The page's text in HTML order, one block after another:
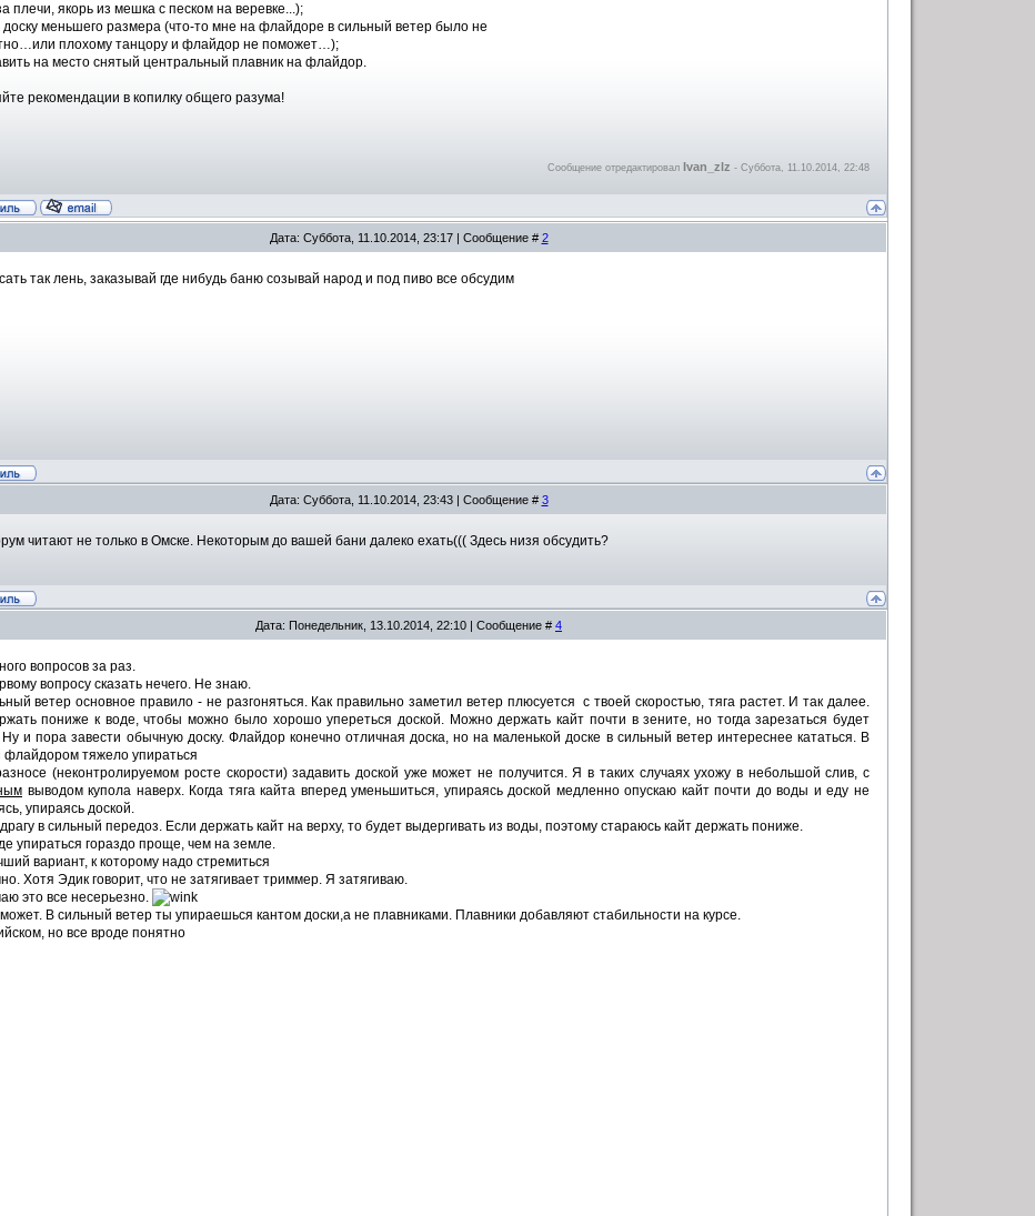
плечи, якорь из мешка с песком на веревке...);
доску меньшего размера (что-то мне на флайдоре в сильный ветер было не
плохому танцору и флайдор не поможет…);
на место снятый центральный плавник на флайдор.
рекомендации в копилку общего разума!
Сообщение отредактировал Ivan_zlz - Суббота, 11.10.2014, 22:48
Дата: Суббота, 11.10.2014, 23:17 | Сообщение # 2
так лень, заказывай где нибудь баню созывай народ и под пиво все обсудим
Дата: Суббота, 11.10.2014, 23:43 | Сообщение # 3
читают не только в Омске. Некоторым до вашей бани далеко ехать((( Здесь низя обсудить?
Дата: Понедельник, 13.10.2014, 22:10 | Сообщение # 4
вопросов за раз.
вопросу сказать нечего. Не знаю.
ветер основное правило - не разгоняться. Как правильно заметил ветер плюсуется с твоей скоростью, тяга растет. И так далее.
пониже к воде, чтобы можно было хорошо упереться доской. Можно держать кайт почти в зените, но тогда зарезаться будет
и пора завести обычную доску. Флайдор конечно отличная доска, но на маленькой доске в сильный ветер интереснее кататься. В
флайдором тяжело упираться
(неконтролируемом росте скорости) задавить доской уже может не получится. Я в таких случаях ухожу в небольшой слив, с
выводом купола наверх. Когда тяга кайта вперед уменьшиться, упираясь доской медленно опускаю кайт почти до воды и еду не
упираясь доской.
в сильный передоз. Если держать кайт на верху, то будет выдергивать из воды, поэтому стараюсь кайт держать пониже.
упираться гораздо проще, чем на земле.
вариант, к которому надо стремиться
Хотя Эдик говорит, что не затягивает триммер. Я затягиваю.
это все несерьезно.
В сильный ветер ты упираешься кантом доски,а не плавниками. Плавники добавляют стабильности на курсе.
но все вроде понятно